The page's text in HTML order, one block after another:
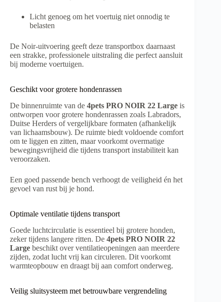
Licht genoeg om het voertuig niet onnodig te
belasten
De Noir-uitvoering geeft deze transportbox daarnaast
een strakke, professionele uitstraling die perfect aansluit
bij moderne voertuigen.
Geschikt voor grotere hondenrassen
De binnenruimte van de 4pets PRO NOIR 22 Large is
ontworpen voor grotere hondenrassen zoals Labradors,
Duitse Herders of vergelijkbare formaten (afhankelijk
van lichaamsbouw). De ruimte biedt voldoende comfort
om te liggen en zitten, maar voorkomt overmatige
bewegingsvrijheid die tijdens transport instabiliteit kan
veroorzaken.
Een goed passende bench verhoogt de veiligheid én het
gevoel van rust bij je hond.
Optimale ventilatie tijdens transport
Goede luchtcirculatie is essentieel bij grotere honden,
zeker tijdens langere ritten. De 4pets PRO NOIR 22
Large beschikt over ventilatieopeningen aan meerdere
zijden, zodat lucht vrij kan circuleren. Dit voorkomt
warmteopbouw en draagt bij aan comfort onderweg.
Veilig sluitsysteem met betrouwbare vergrendeling